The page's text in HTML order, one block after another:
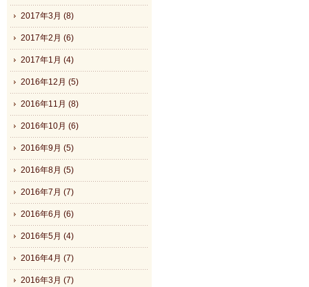
2017年3月 (8)
2017年2月 (6)
2017年1月 (4)
2016年12月 (5)
2016年11月 (8)
2016年10月 (6)
2016年9月 (5)
2016年8月 (5)
2016年7月 (7)
2016年6月 (6)
2016年5月 (4)
2016年4月 (7)
2016年3月 (7)